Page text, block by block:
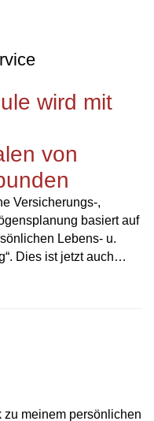
wird mit
von
Versicherungs-,
basiert auf
Lebens- u.
Dies ist jetzt auch…
zu meinem persönlichen